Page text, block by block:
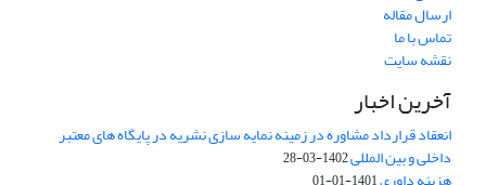
ارسال مقاله
تماس با ما
نقشه سایت
آخرین اخبار
انعقاد قرارداد مشاوره در زمینه نمایه سازی نشریه در پایگاه های معتبر
داخلی و بین المللی1402-03-28